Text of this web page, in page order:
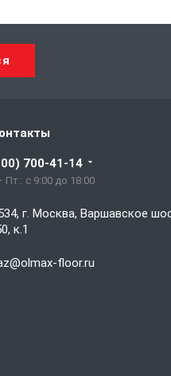
700-41-14
Пт.: с 9:00 до 18:00
г. Москва, Варшавское
к.1
floor.ru